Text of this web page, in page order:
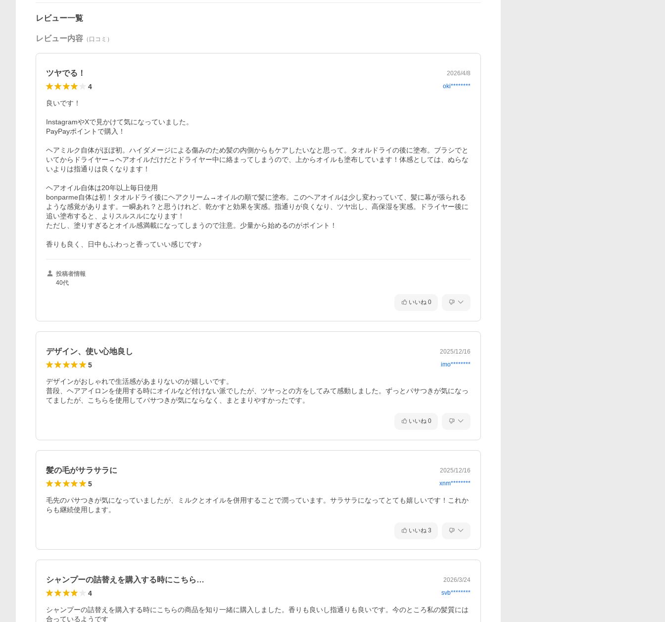
レビュー一覧
レビュー内容 （口コミ）
ツヤでる！ 2026/4/8
4 oki********
良いです！
InstagramやXで見かけて気になっていました。
PayPayポイントで購入！
ヘアミルク自体がほぼ初。ハイダメージによる傷みのため髪の内側からもケアしたいなと思って。タオルドライの後に塗布。ブラシでと
いてからドライヤー→ヘアオイルだけだとドライヤー中に絡まってしまうので、上からオイルも塗布しています！体感としては、ぬらな
いよりは指通りは良くなります！
ヘアオイル自体は20年以上毎日使用
bonparme自体は初！タオルドライ後にヘアクリーム→オイルの順で髪に塗布。このヘアオイルは少し変わっていて、髪に幕が張られる
ような感覚があります。一瞬あれ？と思うけれど、乾かすと効果を実感。指通りが良くなり、ツヤ出し、高保湿を実感。ドライヤー後に
追い塗布すると、よりスルスルになります！
ただし、塗りすぎるとオイル感満載になってしまうので注意。少量から始めるのがポイント！
香りも良く、日中もふわっと香っていい感じです♪
投稿者情報
40代
いいね 0
デザイン、使い心地良し 2025/12/16
5 imo********
デザインがおしゃれで生活感があまりないのが嬉しいです。
普段、ヘアアイロンを使用する時にオイルなど付けない派でしたが、ツヤっとの方をしてみて感動しました。ずっとパサつきが気になっ
てましたが、こちらを使用してパサつきが気にならなく、まとまりやすかったです。
いいね 0
髪の毛がサラサラに 2025/12/16
5 xnm********
毛先のパサつきが気になっていましたが、ミルクとオイルを併用することで潤っています。サラサラになってとても嬉しいです！これか
らも継続使用します。
いいね 3
シャンプーの詰替えを購入する時にこちら… 2026/3/24
4 svb********
シャンプーの詰替えを購入する時にこちらの商品を知り一緒に購入しました。香りも良いし指通りも良いです。今のところ私の髪質には
合っているようです